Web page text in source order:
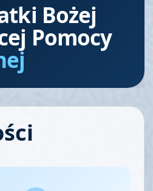
Bożej
Pomocy